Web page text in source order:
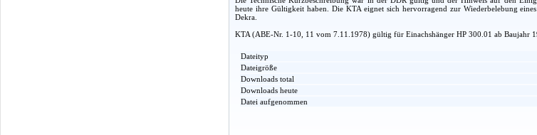
heute ihre Gültigkeit haben. Die KTA eignet sich hervorragend zur Wiederbelebung
Dekra.
KTA (ABE-Nr. 1-10, 11 vom 7.11.1978) gültig für Einachshänger HP 300.01 ab Baujahr
Dateityp
Dateigröße
Downloads total
Downloads heute
Datei aufgenommen